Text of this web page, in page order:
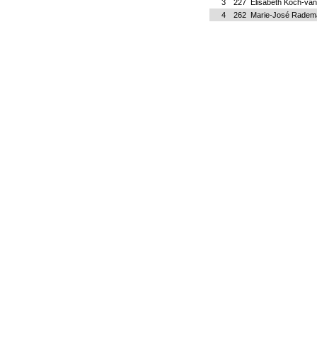
3 227
Elisabeth Koch-
4
262 Marie-José